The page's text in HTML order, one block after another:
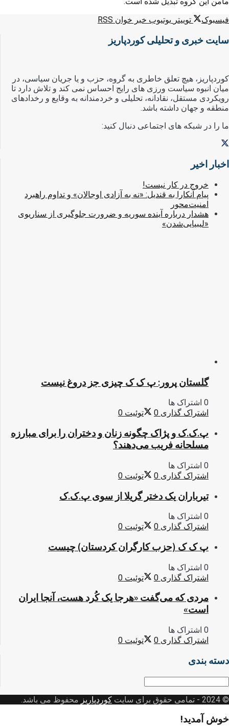
فیسبوک
توییتر یوتیوب خبر خوان RSS
سایت خبری و تحلیلی کوردپاریز
کوردپاریز، هیچ تعلق خاطری به گروه، حزب و یا جریان سیاسی، در
میان انبوه سیاست ورزی های رایج احساس نمی کند و تلاش دارد تا
رویکردی مستقل، نقادانه، تحلیلی و خردمندانه به وقایع و رخدادهای
منطقه و جهان داشته باشد.
ما را در شبکه های اجتماعی دنبال کنید:
اخبار اخیر
خروج در کار نیست!
پیام آنکارا به قندیل: «نه به آزادی اوجالان» و تداوم راهبرد
امنیت‌محور
هشدار درباره آینده سوریه و ضرورت جلوگیری از سناریوی
«لیبیایی‌شدن»
گلستان پرور: پ ک ک چیزی جز دروغ نیست
0 اشتراک ها
اشتراک گذاری 0 توئیت 0
پ.ک.ک و پژاک چگونه زنان و دختران را برای مبارزه
مسلحانه فریب می‌دهند؟
0 اشتراک ها
اشتراک گذاری 0 توئیت 0
تیرباران یک دختر گریلا از سوی پ.ک.ک
0 اشتراک ها
اشتراک گذاری 0 توئیت 0
پ ک ک (حزب کارگران کردستان) چیست
0 اشتراک ها
اشتراک گذاری 0 توئیت 0
مردی که می‌گفت «هرجا یک کُرد هست، آنجا ایران
است»
0 اشتراک ها
اشتراک گذاری 0 توئیت 0
دسته بندی
© 2024 - تمامی حقوق برای سایت کوردپاریز محفوظ می باشد.
خوش آمدید!